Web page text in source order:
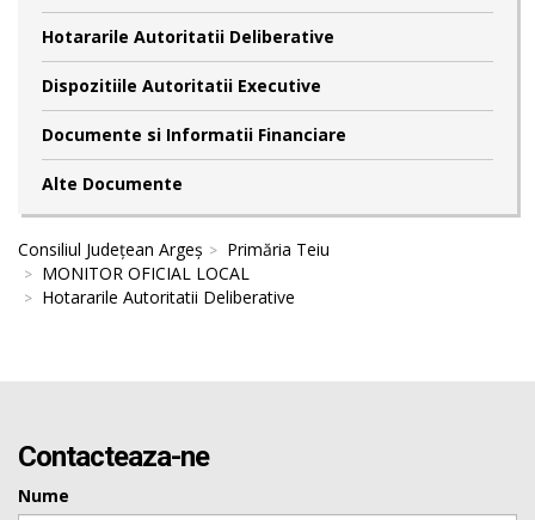
Hotararile Autoritatii Deliberative
Dispozitiile Autoritatii Executive
Documente si Informatii Financiare
Alte Documente
Consiliul Județean Argeș
Primăria Teiu
MONITOR OFICIAL LOCAL
Hotararile Autoritatii Deliberative
Contacteaza-ne
Nume